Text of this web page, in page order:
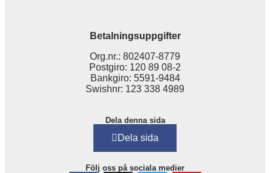
Betalningsuppgifter
Org.nr.: 802407-8779
Postgiro: 120 89 08-2
Bankgiro: 5591-9484
Swishnr: 123 338 4989
Dela denna sida
Dela sida
Följ oss på sociala medier